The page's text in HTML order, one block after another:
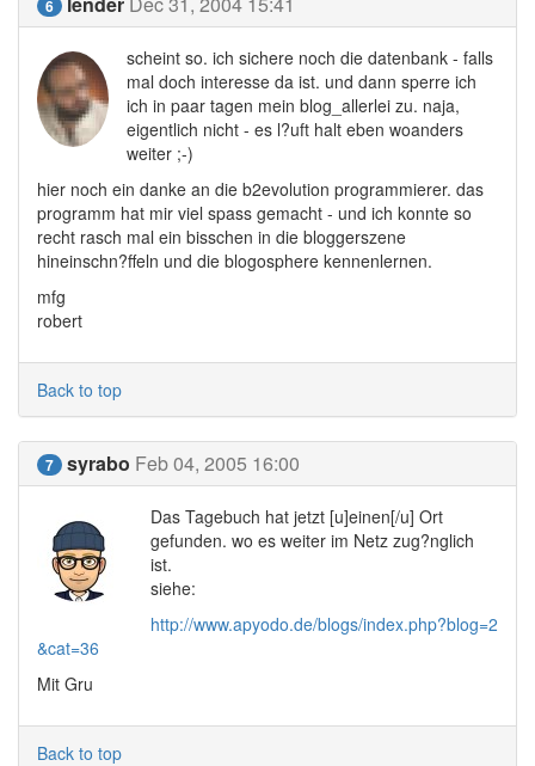
6
scheint so. ich sichere noch die datenbank - falls
mal doch interesse da ist. und dann sperre ich
ich in paar tagen mein blog_allerlei zu. naja,
eigentlich nicht - es l?uft halt eben woanders
weiter ;-)
hier noch ein danke an die b2evolution programmierer. das
programm hat mir viel spass gemacht - und ich konnte so
recht rasch mal ein bisschen in die bloggerszene
hineinschn?ffeln und die blogosphere kennenlernen.
mfg
robert
Back to top
7 syrabo Feb 04, 2005 16:00
Das Tagebuch hat jetzt [u]einen[/u] Ort
gefunden. wo es weiter im Netz zug?nglich
ist.
siehe:
http://www.apyodo.de/blogs/index.php?blog=2
&cat=36
Mit Gru
Back to top